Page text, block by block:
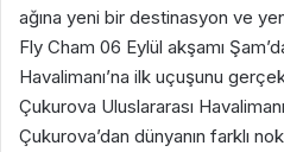
ağına yeni bir destinasyon ve
Fly Cham 06 Eylül akşamı
Havalimanı’na ilk uçuşunu
Çukurova Uluslararası
Çukurova’dan dünyanın farklı